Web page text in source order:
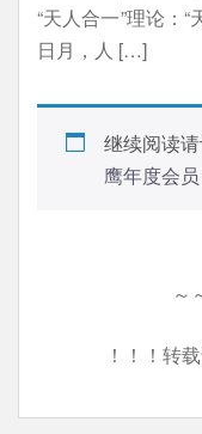
“天人合一”理论：
日月，人 […]
继续阅读
鹰年度会员
～
！！！转